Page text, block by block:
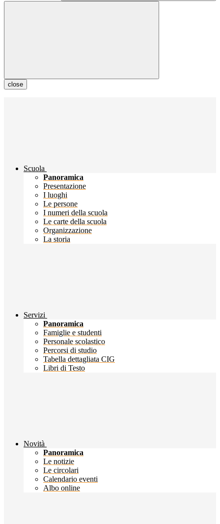
close
Scuola
Panoramica
Presentazione
I luoghi
Le persone
I numeri della scuola
Le carte della scuola
Organizzazione
La storia
Servizi
Panoramica
Famiglie e studenti
Personale scolastico
Percorsi di studio
Tabella dettagliata CIG
Libri di Testo
Novità
Panoramica
Le notizie
Le circolari
Calendario eventi
Albo online